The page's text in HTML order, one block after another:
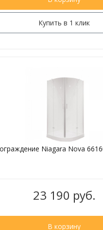
Купить в 1 клик
Niagara Nova
23 190 руб.
В корзину